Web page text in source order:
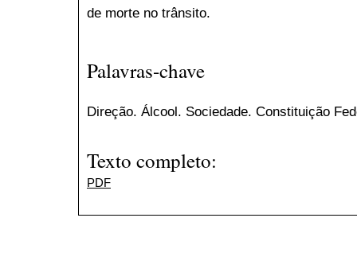
de morte no trânsito.
Palavras-chave
Direção. Álcool. Sociedade. Constituição
Texto completo:
PDF